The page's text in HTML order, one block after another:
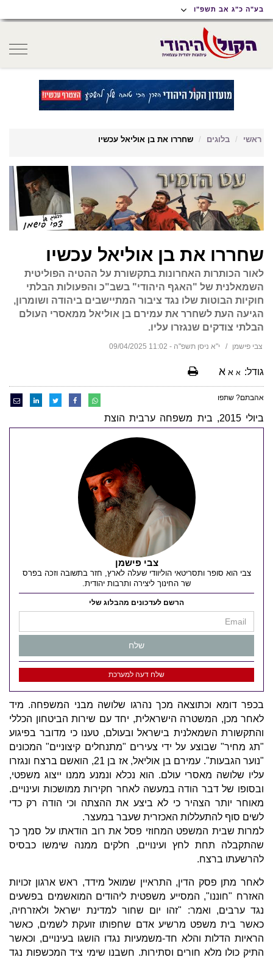
תפריט
נגישות
תפריט
ראשי
תוכן
ראשי
בע"ה כ"ג אב תשפ"ו
ראשי בלוגים שחררו את בן אוליאל עכשיו
שחררו את בן אוליאל עכשיו
לאור הכותרות האחרונות בתקשורת על ההטיה הפוליטית
השמאלנית של "האגף היהודי" בשב"כ והפעולות הבלתי
חוקיות הבוטות שלו נגד ציבור המתיישבים ביהודה ושומרון,
הגיעה העת לשחרר את עמירם בן אוליאל ממאסרי העולם
הבלתי צודקים שנגזרו עליו.
צבי פישמן י"א ניסן תשפ"ה - 11:02 09/04/2025
גודל: א א א
אהבתם? שתפו
צבי פישמן
צבי הוא סופר ותסריטאי הוליוודי שעלה לארץ, חזר בתשובה וזכה בפרס
שר החינוך ליצירה ותרבות יהודית.
הרשם לעדכונים מהבלוג שלי
שלח
שלח דעה למערכת
ביולי 2015, בית משפחה ערבית הוצת
בכפר דומא וכתוצאה מכך נהרגו שלושה מבני המשפחה. מיד
לאחר מכן, המשטרה הישראלית, יחד עם שירות הביטחון הכללי
והתקשורת השמאלנית בישראל ובעולם, טענו כי מדובר בפיגוע
"תג מחיר" שבוצע על ידי צעירים "מתנחלים קיצוניים" המכונים
"נוער הגבעות". עמירם בן אוליאל, אז בן 21, הואשם ברצח ונגזרו
עליו שלושה מאסרי עולם. הוא נכלא ונמנע ממנו ייצוג משפטי,
ובסופו של דבר הודה במעשה לאחר חקירות ממושכות ועינויים.
מאוחר יותר הצהיר כי לא ביצע את ההצתה וכי הודה רק כדי
לשים סוף להתעללות האכזרית שעבר במעצר.
למרות שבית המשפט המחוזי פסל את רוב הודאתו על סמך כך
שהתקבלה תחת לחץ ועינויים, חלקים ממנה שימשו כבסיס
להרשעתו ברצח.
לאחר מתן פסק הדין, התראיין שמואל מידד, ראש ארגון זכויות
האזרח "חוננו", המסייע משפטית ליהודים המואשמים בפשעים
נגד ערבים, ואמר: "זהו יום שחור למדינת ישראל ולאזרחיה,
כאשר בית משפט מרשיע אדם שחפותו זועקת לשמים, כאשר
הראיות הדלות והלא חד-משמעיות נגדו הושגו בעינויים, וכאשר
התיק כולו מלא חורים וסתירות. חשבנו שימי ציד המכשפות נגד